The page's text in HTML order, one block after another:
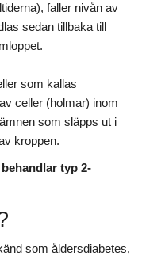
faller nivån av
sedan tillbaka till
som kallas
celler (holmar) inom
som släpps ut i
kroppen.
typ 2-
som åldersdiabetes,